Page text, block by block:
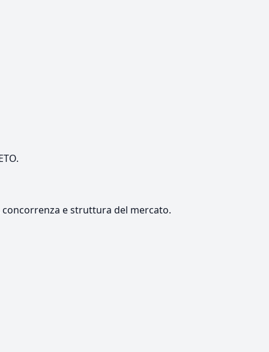
e struttura del mercato.